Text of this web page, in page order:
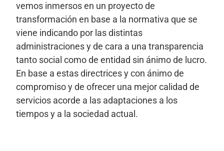
vemos inmersos en un proyecto de
transformación en base a la normativa que se
viene indicando por las distintas
administraciones y de cara a una transparencia
tanto social como de entidad sin ánimo de lucro.
En base a estas directrices y con ánimo de
compromiso y de ofrecer una mejor calidad de
servicios acorde a las adaptaciones a los
tiempos y a la sociedad actual.